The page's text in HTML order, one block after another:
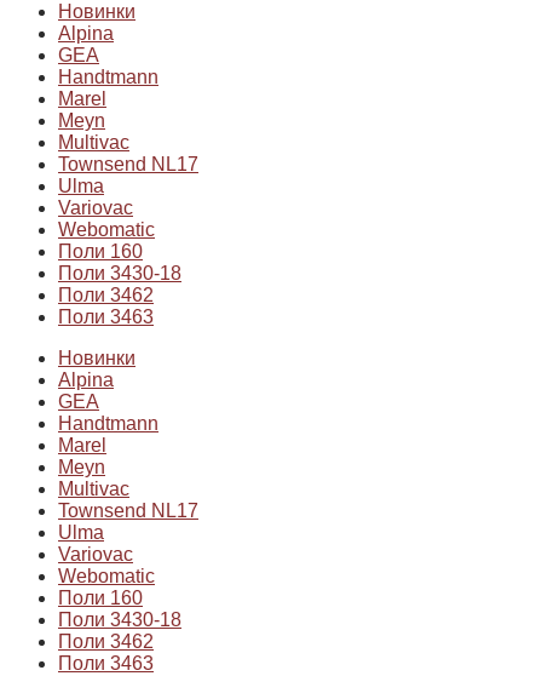
Новинки
Alpina
GEA
Handtmann
Marel
Meyn
Multivac
Townsend NL17
Ulma
Variovac
Webomatic
Поли 160
Поли 3430-18
Поли 3462
Поли 3463
Новинки
Alpina
GEA
Handtmann
Marel
Meyn
Multivac
Townsend NL17
Ulma
Variovac
Webomatic
Поли 160
Поли 3430-18
Поли 3462
Поли 3463